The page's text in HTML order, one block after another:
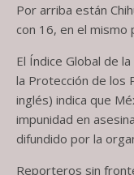
Por arriba están
con 16, en el mismo
El Índice Global de
la Protección de los
inglés) indica que
impunidad en
difundido por la
Reporteros sin